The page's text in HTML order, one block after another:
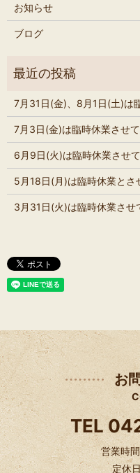
お知らせ
ブログ
7月31日(金)、8月1日(土)は
7月3日(金)は臨時休業させて
6月9日(火)は臨時休業させて
5月18日(月)は臨時休業とさ
3月31日(火)は臨時休業させ
お
TEL
営業時
定休